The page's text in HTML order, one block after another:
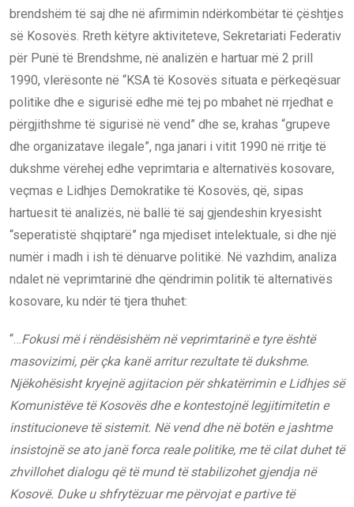
brendshëm të saj dhe në afirmimin ndërkombëtar të çështjes
së Kosovës. Rreth këtyre aktiviteteve, Sekretariati Federativ
për Punë të Brendshme, në analizën e hartuar më 2 prill
1990, vlerësonte në “KSA të Kosovës situata e përkeqësuar
politike dhe e sigurisë edhe më tej po mbahet në rrjedhat e
përgjithshme të sigurisë në vend” dhe se, krahas “grupeve
dhe organizatave ilegale”, nga janari i vitit 1990 në rritje të
dukshme vërehej edhe veprimtaria e alternativës kosovare,
veçmas e Lidhjes Demokratike të Kosovës, që, sipas
hartuesit të analizës, në ballë të saj gjendeshin kryesisht
“seperatistë shqiptarë” nga mjediset intelektuale, si dhe një
numër i madh i ish të dënuarve politikë. Në vazhdim, analiza
ndalet në veprimtarinë dhe qëndrimin politik të alternativës
kosovare, ku ndër të tjera thuhet:
“… Fokusi më i rëndësishëm në veprimtarinë e tyre është
masovizimi, për çka kanë arritur rezultate të dukshme.
Njëkohësisht kryejnë agjitacion për shkatërrimin e Lidhjes së
Komunistëve të Kosovës dhe e kontestojnë legjitimitetin e
institucioneve të sistemit. Në vend dhe në botën e jashtme
insistojnë se ato janë forca reale politike, me të cilat duhet të
zhvillohet dialogu që të mund të stabilizohet gjendja në
Kosovë. Duke u shfrytëzuar me përvojat e partive të